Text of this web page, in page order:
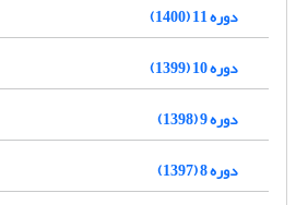
دوره 11 (1400)
دوره 10 (1399)
دوره 9 (1398)
دوره 8 (1397)